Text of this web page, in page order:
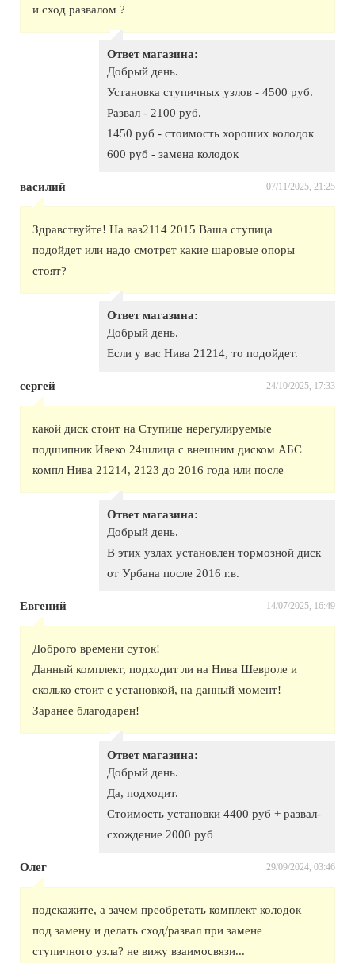
и сход развалом ?
Ответ магазина:
Добрый день.
Установка ступичных узлов - 4500 руб.
Развал - 2100 руб.
1450 руб - стоимость хороших колодок
600 руб - замена колодок
василий 07/11/2025, 21:25
Здравствуйте! На ваз2114 2015 Ваша ступица
подойдет или надо смотрет какие шаровые опоры
стоят?
Ответ магазина:
Добрый день.
Если у вас Нива 21214, то подойдет.
сергей 24/10/2025, 17:33
какой диск стоит на Ступице нерегулируемые
подшипник Ивеко 24шлица с внешним диском АБС
компл Нива 21214, 2123 до 2016 года или после
Ответ магазина:
Добрый день.
В этих узлах установлен тормозной диск
от Урбана после 2016 г.в.
Евгений 14/07/2025, 16:49
Доброго времени суток!
Данный комплект, подходит ли на Нива Шевроле и
сколько стоит с установкой, на данный момент!
Заранее благодарен!
Ответ магазина:
Добрый день.
Да, подходит.
Стоимость установки 4400 руб + развал-
схождение 2000 руб
Олег 29/09/2024, 03:46
подскажите, а зачем преобретать комплект колодок
под замену и делать сход/развал при замене
ступичного узла? не вижу взаимосвязи...